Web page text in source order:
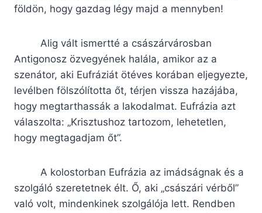
földön, hogy gazdag légy majd a mennyben!
Alig vált ismertté a császárvárosban
Antigonosz özvegyének halála, amikor az a
szenátor, aki Eufráziát ötéves korában eljegyezte,
levélben fölszólította őt, térjen vissza hazájába,
hogy megtarthassák a lakodalmat. Eufrázia azt
válaszolta: „Krisztushoz tartozom, lehetetlen,
hogy megtagadjam őt”.
A kolostorban Eufrázia az imádságnak és a
szolgáló szeretetnek élt. Ő, aki „császári vérből”
való volt, mindenkinek szolgálója lett. Rendben